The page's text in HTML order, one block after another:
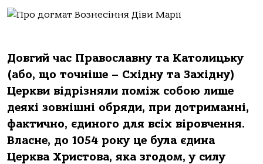
Довгий час Православну та Католицьку
(або, що точніше – Східну та Західну)
Церкви відрізняли поміж собою лише
деякі зовнішні обряди, при дотриманні,
фактично, єдиного для всіх віровчення.
Власне, до 1054 року це була єдина
Церква Христова, яка згодом, у силу